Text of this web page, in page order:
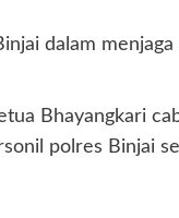
dalam
Bhayangkari
polres Binjai